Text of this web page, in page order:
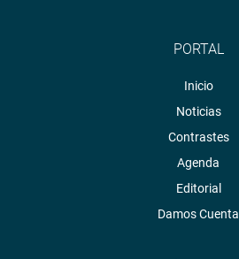
PORTAL
Inicio
Noticias
Contrastes
Agenda
Editorial
Damos Cuenta